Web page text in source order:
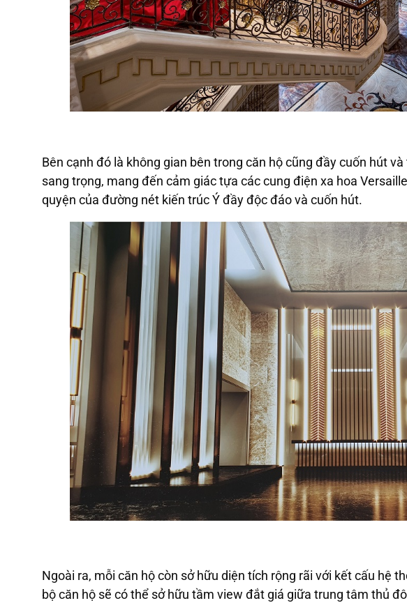
Bên cạnh đó là không gian bên trong căn hộ cũng đầy cuốn hút
sang trọng, mang đến cảm giác tựa các cung điện xa hoa
quyện của đường nét kiến trúc Ý đầy độc đáo và cuốn hút.
Ngoài ra, mỗi căn hộ còn sở hữu diện tích rộng rãi với kết cấu hệ
bộ căn hộ sẽ có thể sở hữu tầm view đắt giá giữa trung tâm thủ